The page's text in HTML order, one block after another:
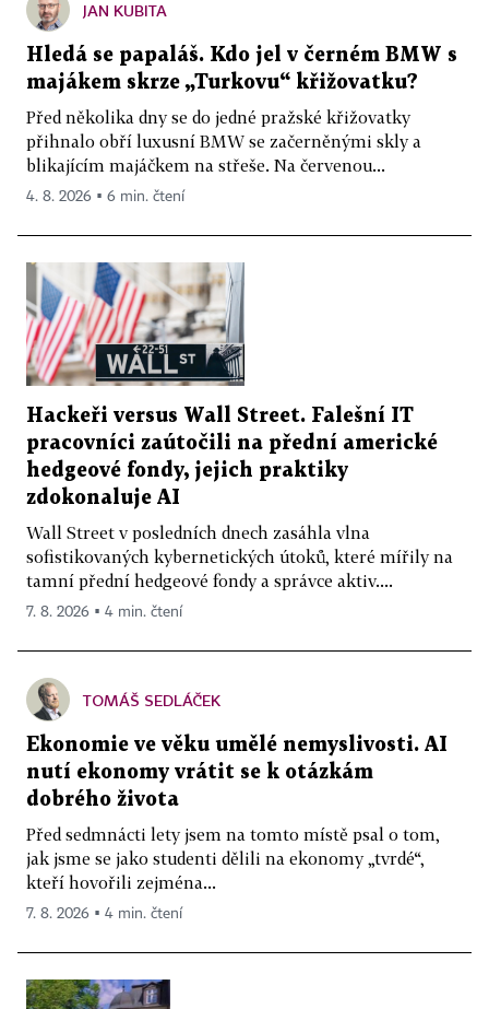
JAN KUBITA
Hledá se papaláš. Kdo jel v černém BMW s
majákem skrze „Turkovu“ křižovatku?
Před několika dny se do jedné pražské křižovatky
přihnalo obří luxusní BMW se začerněnými skly a
blikajícím majáčkem na střeše. Na červenou...
4. 8. 2026 ▪ 6 min. čtení
Hackeři versus Wall Street. Falešní IT
pracovníci zaútočili na přední americké
hedgeové fondy, jejich praktiky
zdokonaluje AI
Wall Street v posledních dnech zasáhla vlna
sofistikovaných kybernetických útoků, které mířily na
tamní přední hedgeové fondy a správce aktiv....
7. 8. 2026 ▪ 4 min. čtení
TOMÁŠ SEDLÁČEK
Ekonomie ve věku umělé nemyslivosti. AI
nutí ekonomy vrátit se k otázkám
dobrého života
Před sedmnácti lety jsem na tomto místě psal o tom,
jak jsme se jako studenti dělili na ekonomy „tvrdé“,
kteří hovořili zejména...
7. 8. 2026 ▪ 4 min. čtení